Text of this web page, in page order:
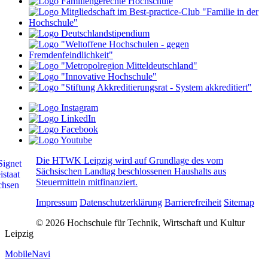
Die HTWK Leipzig wird auf Grundlage des vom
Sächsischen Landtag beschlossenen Haushalts aus
Steuermitteln mitfinanziert.
Impressum Datenschutzerklärung Barrierefreiheit Sitemap
© 2026 Hochschule für Technik, Wirtschaft und Kultur
Leipzig
MobileNavi